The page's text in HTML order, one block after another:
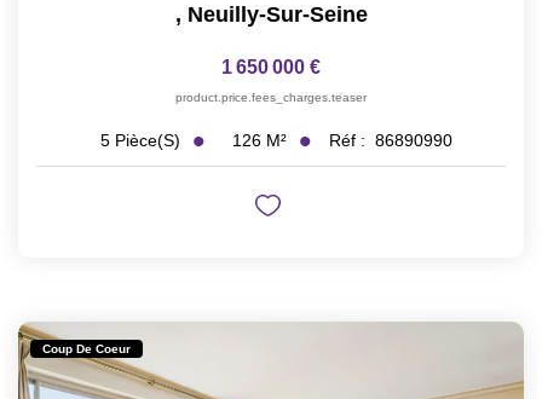
, Neuilly-Sur-Seine
1 650 000 €
product.price.fees_charges.teaser
5 Pièce(s) 126 M² Réf : 86890990
Coup De Coeur